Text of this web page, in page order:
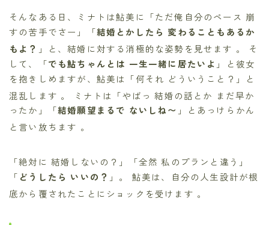
そんなある日、ミナトは鮎美に「ただ俺自分のペース 崩
すの苦手でさー」「結婚とかしたら 変わることもあるか
もよ？ 」と、結婚に対する消極的な姿勢を見せます 。 そ
して、「でも鮎ちゃんとは 一生一緒に居たいよ 」と彼女
を抱きしめますが、鮎美は「何それ どういうこと？」と
混乱します 。 ミナトは「やばっ 結婚の話とか まだ早か
ったか」「結婚願望まるで ないしね〜 」とあっけらかん
と言い放ちます 。
「絶対に 結婚しないの？」「全然 私のプランと違う」
「 どうしたら いいの？ 」。 鮎美は、自分の人生設計が根
底から覆されたことにショックを受けます 。